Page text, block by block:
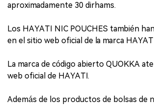
aproximadamente 30 dirhams.
Los HAYATI NIC POUCHES también
en el sitio web oficial de la marca
La marca de código abierto QUOKKA
web oficial de HAYATI.
Además de los productos de bolsas de